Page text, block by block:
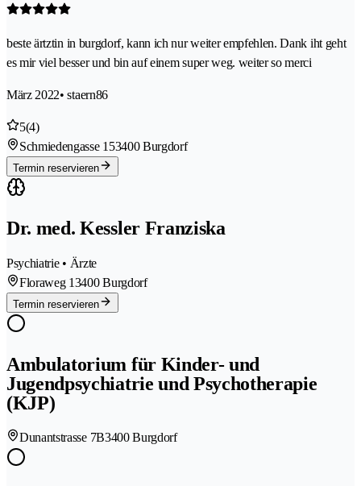
beste ärtztin in burgdorf, kann ich nur weiter empfehlen. Dank iht geht
es mir viel besser und bin auf einem super weg. weiter so merci
März 2022• staern86
5(4)
Schmiedengasse 153400 Burgdorf
Termin reservieren
Dr. med. Kessler Franziska
Psychiatrie • Ärzte
Floraweg 13400 Burgdorf
Termin reservieren
Ambulatorium für Kinder- und
Jugendpsychiatrie und Psychotherapie
(KJP)
Dunantstrasse 7B3400 Burgdorf